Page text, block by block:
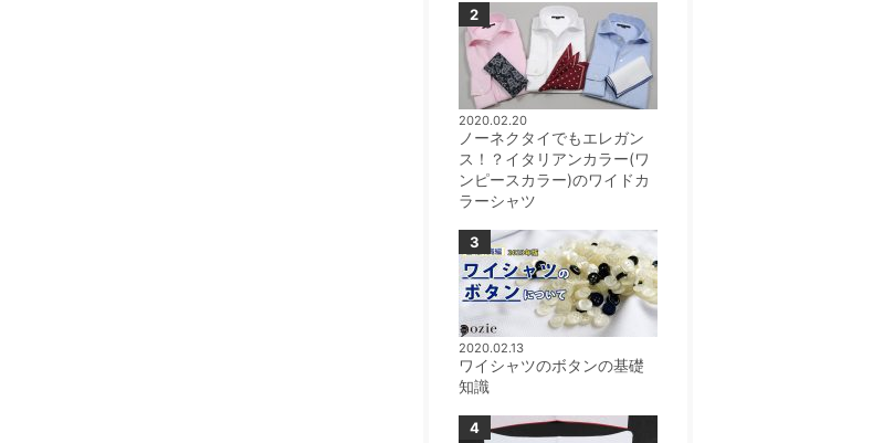
2020.02.20
ノーネクタイでもエレガン
ス！？イタリアンカラー(ワ
ンピースカラー)のワイドカ
ラーシャツ
2020.02.13
ワイシャツのボタンの基礎
知識